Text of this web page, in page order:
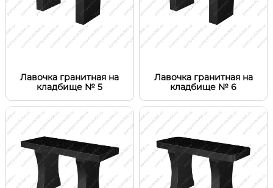
Лавочка гранитная на
кладбище № 5
Лавочка гранитная на
кладбище № 6